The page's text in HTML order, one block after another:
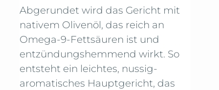
Abgerundet wird das Gericht mit
nativem Olivenöl, das reich an
Omega-9-Fettsäuren ist und
entzündungshemmend wirkt. So
entsteht ein leichtes, nussig-
aromatisches Hauptgericht, das